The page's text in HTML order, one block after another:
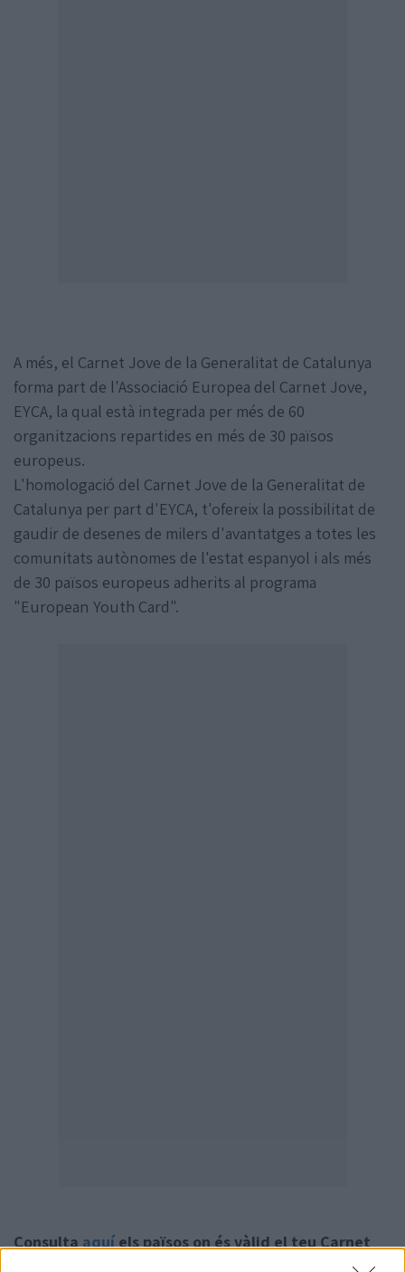
A més, el Carnet Jove de la Generalitat de Catalunya
forma part de l'Associació Europea del Carnet Jove,
EYCA, la qual està integrada per més de 60
organitzacions repartides en més de 30 països
europeus.
L'homologació del Carnet Jove de la Generalitat de
Catalunya per part d'EYCA, t'ofereix la possibilitat de
gaudir de desenes de milers d'avantatges a totes les
comunitats autònomes de l'estat espanyol i als més
de 30 països europeus adherits al programa
"European Youth Card".
Consultaaquíels països on és vàlid el teu Carnet